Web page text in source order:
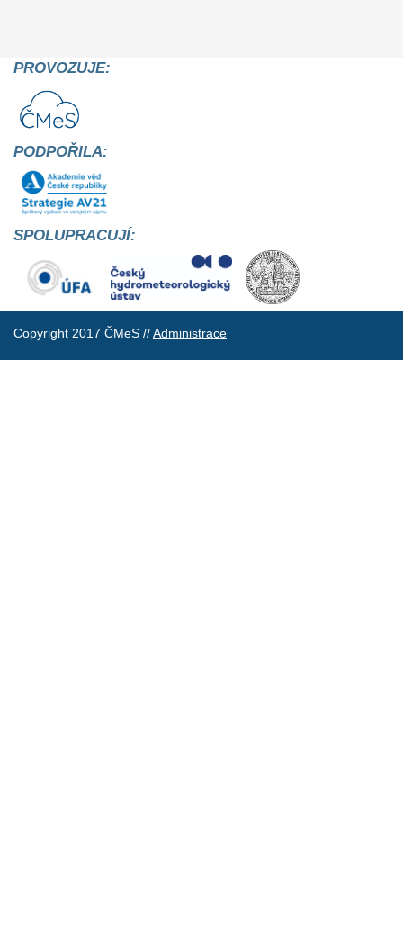
PROVOZUJE:
PODPOŘILA:
SPOLUPRACUJÍ:
Copyright 2017 ČMeS //Administrace